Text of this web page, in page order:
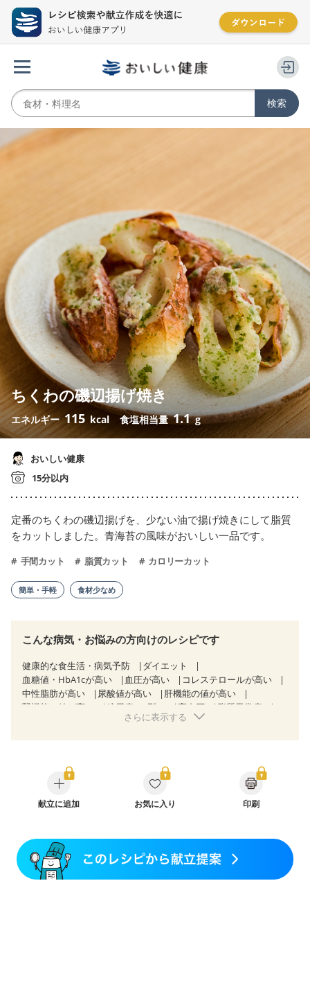
ちくわの磯辺揚げ焼き
エネルギー115 kcal 食塩相当量1.1 g
おいしい健康
15分以内
定番のちくわの磯辺揚げを、少ない油で揚げ焼きにして脂質
をカットしました。青海苔の風味がおいしい一品です。
手間カット 脂質カット カロリーカット
簡単・手軽 食材少なめ
こんな病気・お悩みの方向けのレシピです
健康的な食生活・病気予防
ダイエット
血糖値・HbA1cが高い
血圧が高い
コレステロールが高い
中性脂肪が高い
尿酸値が高い
肝機能の値が高い
腎機能の値が高い
糖尿病（2型） 高血圧
脂質異常症
胃ポリープ
CKD（ステージ２）
CKD（ステージ３b）
乳がん（抗がん剤治療中）
乳がん（ホルモン療法中）
乳がん（放射線治療中）
妊婦健診・体重増加が気になる（初期）
妊婦健診・血圧が気になる（初期）
妊婦健診・血糖値が気になる（初期）
さらに表示する
献立に追加 お気に入り 印刷